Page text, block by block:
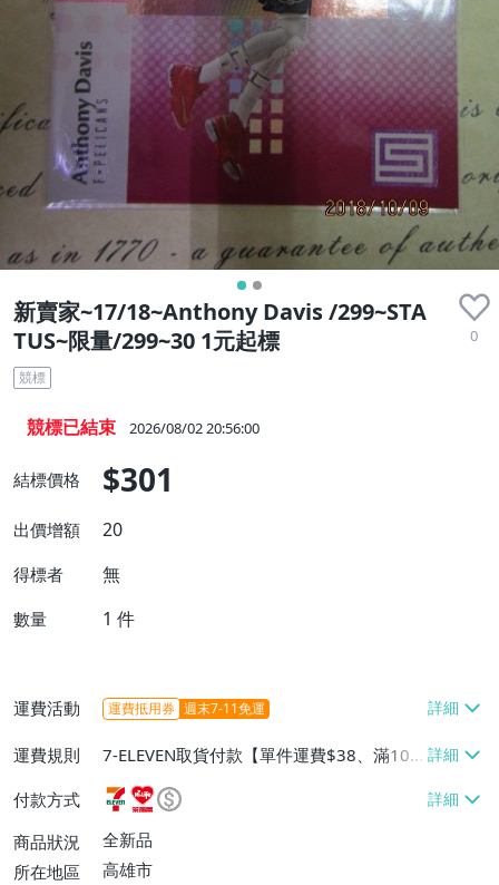
新賣家~17/18~Anthony Davis /299~STA
TUS~限量/299~30 1元起標
0
競標
競標已結束 2026/08/02 20:56:00
結標價格 $301
出價增額 20
得標者 無
數量 1 件
運費活動 運費抵用券 週末7-11免運
運費規則
7-ELEVEN取貨付款【單件運費$38、滿100
件或消費滿$1000000免運費】、7-ELEVEN
取貨不付款【單件運費$38】、萊爾富取貨
付款【單件運費$60、滿50件或消費滿$30
0000免運費】、郵局掛號【單件運費$50、
付款方式
商品狀況
全新品
所在地區
高雄市